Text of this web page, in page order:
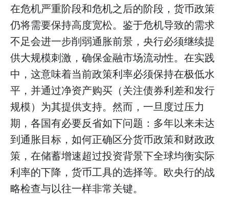
在危机严重阶段和危机之后的阶段，货币政策
仍将需要保持高度宽松。鉴于危机导致的需求
不足会进一步削弱通胀前景，央行必须继续提
供大规模刺激，确保金融市场流动性。在实践
中，这意味着当前政策利率必须保持在极低水
平，并通过净资产购买（关注债券利差和发行
规模）为其提供支持。然而，一旦度过压力
期，各国有必要反省如下问题：多年以来未达
到通胀目标，如何正确区分货币政策和财政政
策，在储蓄增速超过投资背景下全球均衡实际
利率的下降，货币工具的选择等。欧央行的战
略检查与以往一样非常关键。